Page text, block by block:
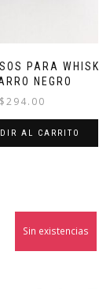
PARA WHISKY
NEGRO
$294.00
AL CARRITO
Sin existencias